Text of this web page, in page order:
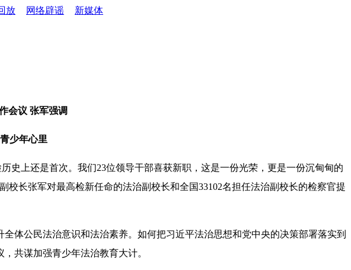
放 网络辟谣
新媒体
会议 张军强调
少年心里
上还是首次。我们23位领导干部喜获新职，这是一份光荣，更是一份沉甸甸的
长张军对最高检新任命的法治副校长和全国33102名担任法治副校长的检察官提
公民法治意识和法治素养。如何把习近平法治思想和党中央的决策部署落实到
共谋加强青少年法治教育大计。